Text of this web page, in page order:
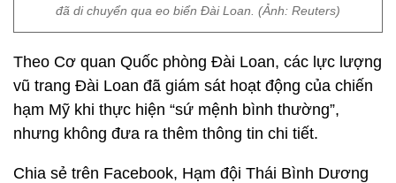
đã di chuyển qua eo biển Đài Loan. (Ảnh: Reuters)
Theo Cơ quan Quốc phòng Đài Loan, các lực lượng
vũ trang Đài Loan đã giám sát hoạt động của chiến
hạm Mỹ khi thực hiện “sứ mệnh bình thường”,
nhưng không đưa ra thêm thông tin chi tiết.
Chia sẻ trên Facebook, Hạm đội Thái Bình Dương